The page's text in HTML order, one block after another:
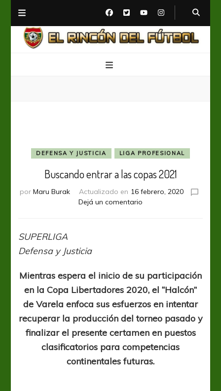
DEFENSA Y JUSTICIA LIGA PROFESIONAL
Buscando entrar a las copas 2021
por Maru Burak Actualizado en 16 febrero, 2020
Dejá un comentario
SUPERLIGA
Defensa y Justicia
Mientras espera el inicio de su participación
en la Copa Libertadores 2020, el “Halcón”
de Varela enfoca sus esfuerzos en intentar
recuperar la producción del torneo pasado y
finalizar el presente certamen en puestos
clasificatorios para competencias
continentales futuras.